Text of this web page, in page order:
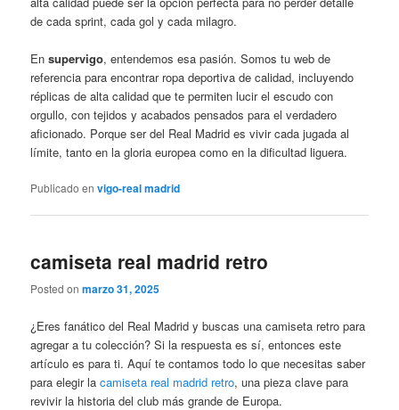
de cada sprint, cada gol y cada milagro.
Ensupervigo, entendemos esa pasión. Somos tu web de
referencia para encontrar ropa deportiva de calidad, incluyendo
réplicas de alta calidad que te permiten lucir el escudo con
orgullo, con tejidos y acabados pensados para el verdadero
aficionado. Porque ser del Real Madrid es vivir cada jugada al
límite, tanto en la gloria europea como en la dificultad liguera.
Publicado en vigo-real madrid
camiseta real madrid retro
Posted onmarzo 31, 2025
¿Eres fanático del Real Madrid y buscas una camiseta retro para
agregar a tu colección? Si la respuesta es sí, entonces este
artículo es para ti. Aquí te contamos todo lo que necesitas saber
para elegir lacamiseta real madrid retro, una pieza clave para
revivir la historia del club más grande de Europa.